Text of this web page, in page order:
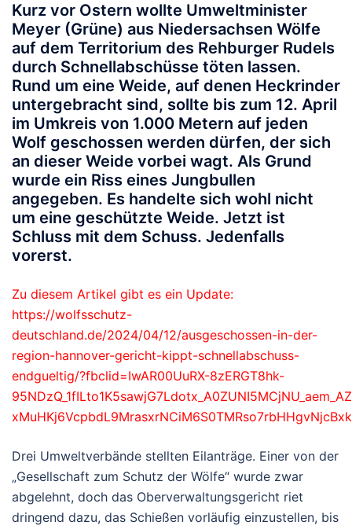
Kurz vor Ostern wollte Umweltminister
Meyer (Grüne) aus Niedersachsen Wölfe
auf dem Territorium des Rehburger Rudels
durch Schnellabschüsse töten lassen.
Rund um eine Weide, auf denen Heckrinder
untergebracht sind, sollte bis zum 12. April
im Umkreis von 1.000 Metern auf jeden
Wolf geschossen werden dürfen, der sich
an dieser Weide vorbei wagt. Als Grund
wurde ein Riss eines Jungbullen
angegeben. Es handelte sich wohl nicht
um eine geschützte Weide. Jetzt ist
Schluss mit dem Schuss. Jedenfalls
vorerst.
Zu diesem Artikel gibt es ein Update:
https://wolfsschutz-
deutschland.de/2024/04/12/ausgeschossen-in-der-
region-hannover-gericht-kippt-schnellabschuss-
endgueltig/?fbclid=IwAR00UuRX-8zERGT8hk-
Drei Umweltverbände stellten Eilanträge. Einer von der
„Gesellschaft zum Schutz der Wölfe“ wurde zwar
abgelehnt, doch das Oberverwaltungsgericht riet
dringend dazu, das Schießen vorläufig einzustellen, bis